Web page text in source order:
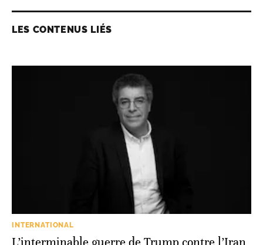
LES CONTENUS LIÉS
INTERNATIONAL